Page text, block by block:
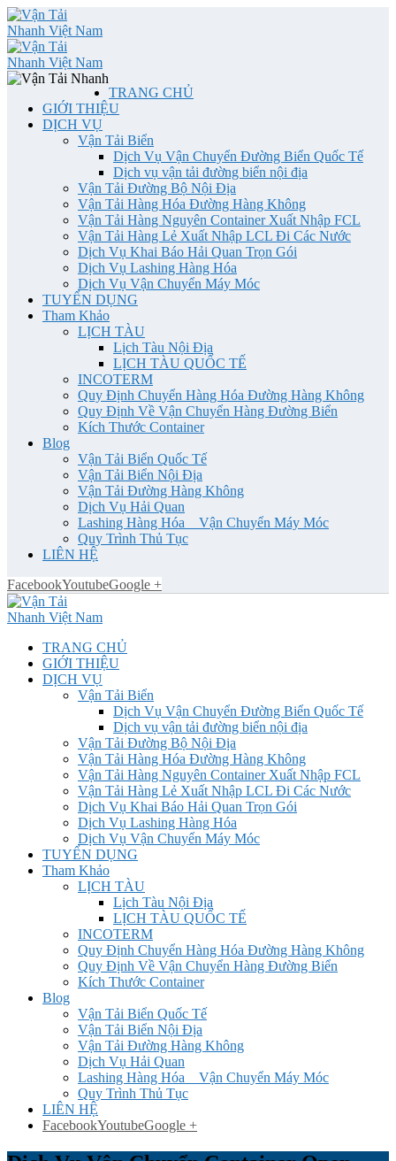
TRANG CHỦ
GIỚI THIỆU
DỊCH VỤ
Vận Tải Biển
Dịch Vụ Vận Chuyển Đường Biển Quốc Tế
Dịch vụ vận tải đường biển nội địa
Vận Tải Đường Bộ Nội Địa
Vận Tải Hàng Hóa Đường Hàng Không
Vận Tải Hàng Nguyên Container Xuất Nhập FCL
Vận Tải Hàng Lẻ Xuất Nhập LCL Đi Các Nước
Dịch Vụ Khai Báo Hải Quan Trọn Gói
Dịch Vụ Lashing Hàng Hóa
Dịch Vụ Vận Chuyển Máy Móc
TUYỂN DỤNG
Tham Khảo
LỊCH TÀU
Lịch Tàu Nội Địa
LỊCH TÀU QUỐC TẾ
INCOTERM
Quy Định Chuyển Hàng Hóa Đường Hàng Không
Quy Định Về Vận Chuyển Hàng Đường Biển
Kích Thước Container
Blog
Vận Tải Biển Quốc Tế
Vận Tải Biển Nội Địa
Vận Tải Đường Hàng Không
Dịch Vụ Hải Quan
Lashing Hàng Hóa _ Vận Chuyển Máy Móc
Quy Trình Thủ Tục
LIÊN HỆ
FacebookYoutubeGoogle +
TRANG CHỦ
GIỚI THIỆU
DỊCH VỤ
Vận Tải Biển
Dịch Vụ Vận Chuyển Đường Biển Quốc Tế
Dịch vụ vận tải đường biển nội địa
Vận Tải Đường Bộ Nội Địa
Vận Tải Hàng Hóa Đường Hàng Không
Vận Tải Hàng Nguyên Container Xuất Nhập FCL
Vận Tải Hàng Lẻ Xuất Nhập LCL Đi Các Nước
Dịch Vụ Khai Báo Hải Quan Trọn Gói
Dịch Vụ Lashing Hàng Hóa
Dịch Vụ Vận Chuyển Máy Móc
TUYỂN DỤNG
Tham Khảo
LỊCH TÀU
Lịch Tàu Nội Địa
LỊCH TÀU QUỐC TẾ
INCOTERM
Quy Định Chuyển Hàng Hóa Đường Hàng Không
Quy Định Về Vận Chuyển Hàng Đường Biển
Kích Thước Container
Blog
Vận Tải Biển Quốc Tế
Vận Tải Biển Nội Địa
Vận Tải Đường Hàng Không
Dịch Vụ Hải Quan
Lashing Hàng Hóa _ Vận Chuyển Máy Móc
Quy Trình Thủ Tục
LIÊN HỆ
FacebookYoutubeGoogle +